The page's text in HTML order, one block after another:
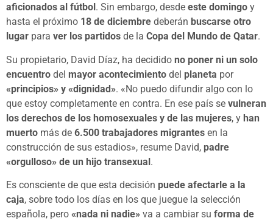
aficionados al fútbol . Sin embargo, desde este domingo y
hasta el próximo 18 de diciembre deberán buscarse otro
lugar para ver los partidos de la Copa del Mundo de Qatar.
Su propietario, David Díaz, ha decidido no poner ni un solo
encuentro del mayor acontecimiento del planeta por
«principios» y «dignidad». «No puedo difundir algo con lo
que estoy completamente en contra. En ese país se vulneran
los derechos de los homosexuales y de las mujeres, y han
muerto más de 6.500 trabajadores migrantes en la
construcción de sus estadios», resume David, padre
«orgulloso» de un hijo transexual.
Es consciente de que esta decisión puede afectarle a la
caja, sobre todo los días en los que juegue la selección
española, pero «nada ni nadie» va a cambiar su forma de